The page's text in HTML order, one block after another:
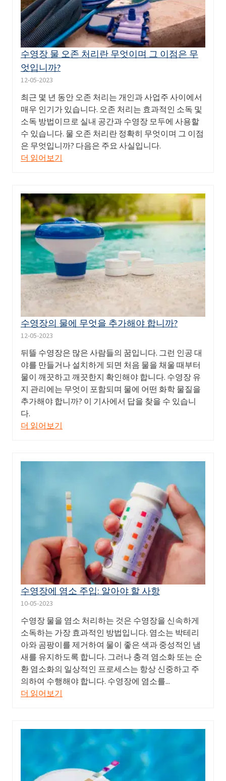
수영장 물 오존 처리란 무엇이며 그 이점은 무
엇입니까?
12-05-2023
최근 몇 년 동안 오존 처리는 개인과 사업주 사이에서
매우 인기가 있습니다. 오존 처리는 효과적인 소독 및
소독 방법이므로 실내 공간과 수영장 모두에 사용할
수 있습니다. 물 오존 처리란 정확히 무엇이며 그 이점
은 무엇입니까? 다음은 주요 사실입니다.
더 읽어보기
수영장의 물에 무엇을 추가해야 합니까?
12-05-2023
뒤뜰 수영장은 많은 사람들의 꿈입니다. 그런 인공 대
야를 만들거나 설치하게 되면 처음 물을 채울 때부터
물이 깨끗하고 깨끗한지 확인해야 합니다. 수영장 유
지 관리에는 무엇이 포함되며 물에 어떤 화학 물질을
추가해야 합니까? 이 기사에서 답을 찾을 수 있습니
다.
더 읽어보기
수영장에 염소 주입: 알아야 할 사항
10-05-2023
수영장 물을 염소 처리하는 것은 수영장을 신속하게
소독하는 가장 효과적인 방법입니다. 염소는 박테리
아와 곰팡이를 제거하여 물이 좋은 색과 중성적인 냄
새를 유지하도록 합니다. 그러나 충격 염소화 또는 순
환 염소화의 일상적인 프로세스는 항상 신중하고 주
의하여 수행해야 합니다. 수영장에 염소를...
더 읽어보기